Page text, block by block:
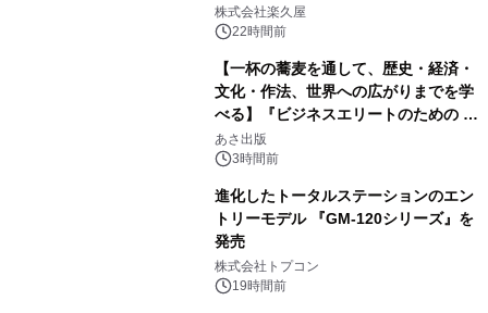
メニューを提供
株式会社楽久屋
22時間前
【一杯の蕎麦を通して、歴史・経済・
文化・作法、世界への広がりまでを学
べる】『ビジネスエリートのための 教
養としての蕎麦』2026年8月25日
（火）発売
あさ出版
3時間前
進化したトータルステーションのエン
トリーモデル 『GM-120シリーズ』を
発売
株式会社トプコン
19時間前